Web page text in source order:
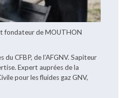
fondateur de MOUTHON
CFBP, de l’AFGNV. Sapiteur
Expert auprées de la
pour les fluides gaz GNV,